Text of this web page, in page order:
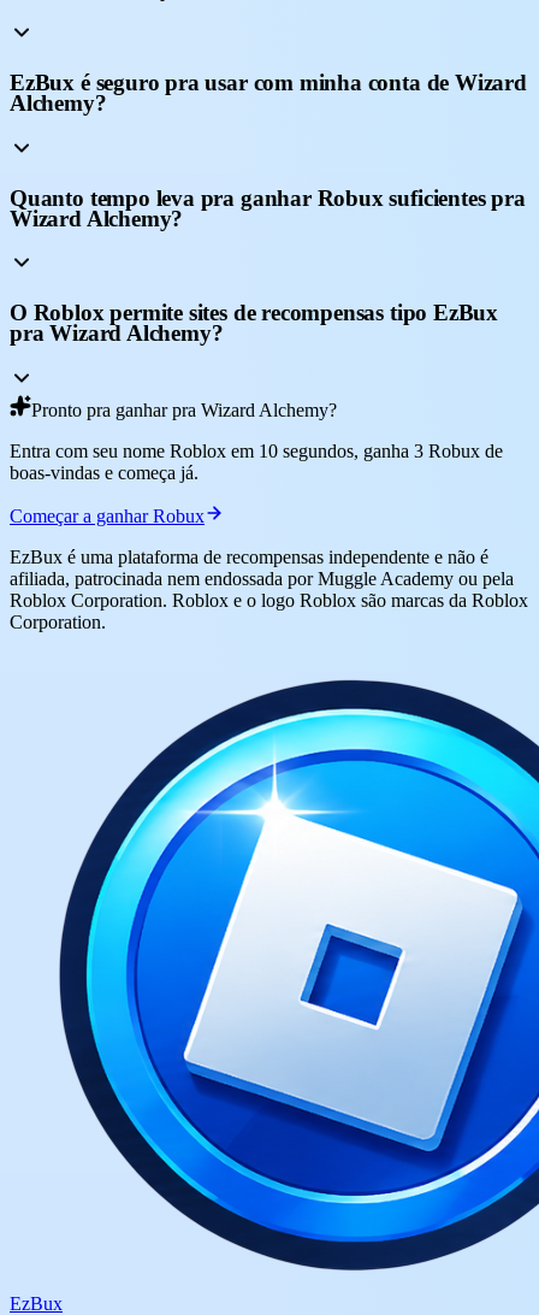
EzBux é seguro pra usar com minha conta de Wizard
Alchemy?
Quanto tempo leva pra ganhar Robux suficientes pra
Wizard Alchemy?
O Roblox permite sites de recompensas tipo EzBux
pra Wizard Alchemy?
Pronto pra ganhar pra Wizard Alchemy?
Entra com seu nome Roblox em 10 segundos, ganha 3 Robux de
boas-vindas e começa já.
Começar a ganhar Robux
EzBux é uma plataforma de recompensas independente e não é
afiliada, patrocinada nem endossada por Muggle Academy ou pela
Roblox Corporation. Roblox e o logo Roblox são marcas da Roblox
Corporation.
EzBux